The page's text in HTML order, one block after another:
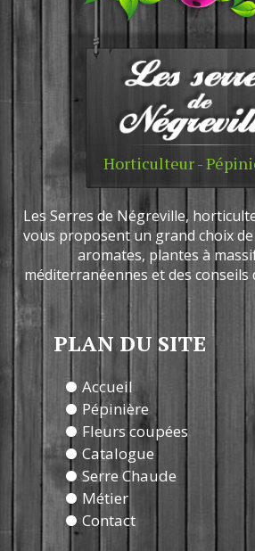
Horticulteur -
Les Serres de Négreville,
vous proposent un grand choix
aromates, plantes à
méditerranéennes et des conseils
PLAN DU SITE
Accueil
Pépinière
Fleurs coupées
Catalogue
Serre Chaude
Métier
Contact